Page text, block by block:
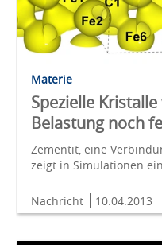
Materie
Spezielle
Belastung noch
Zementit, eine
zeigt in Simulationen
Nachricht 10.04.2013